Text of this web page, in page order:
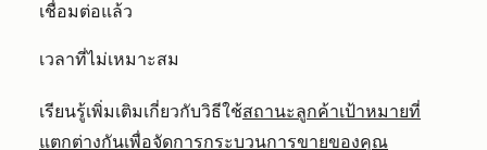
เชื่อมต่อแล้ว
เวลาที่ไม่เหมาะสม
เรียนรู้เพิ่มเติมเกี่ยวกับวิธีใช้สถานะลูกค้าเป้าหมายที่
แตกต่างกันเพื่อจัดการกระบวนการขายของคุณ